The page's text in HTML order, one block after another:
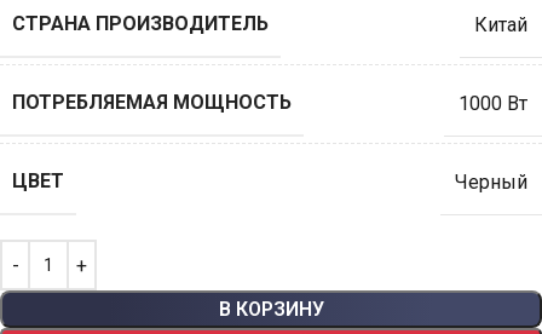
СТРАНА ПРОИЗВОДИТЕЛЬ Китай
ПОТРЕБЛЯЕМАЯ МОЩНОСТЬ 1000 Вт
ЦВЕТ Черный
В КОРЗИНУ